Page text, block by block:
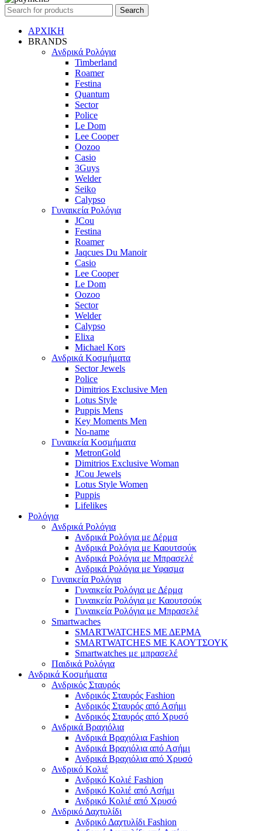
Search
ΑΡΧΙΚΗ
BRANDS
Ανδρικά Ρολόγια
Timberland
Roamer
Festina
Quantum
Sector
Police
Le Dom
Lee Cooper
Oozoo
Casio
3Guys
Welder
Seiko
Calypso
Γυναικεία Ρολόγια
JCou
Festina
Roamer
Jaqcues Du Manoir
Casio
Lee Cooper
Le Dom
Oozoo
Sector
Welder
Calypso
Elixa
Michael Kors
Ανδρικά Κοσμήματα
Sector Jewels
Police
Dimitrios Exclusive Men
Lotus Style
Puppis Mens
Key Moments Men
No-name
Γυναικεία Κοσμήματα
MetronGold
Dimitrios Exclusive Woman
JCou Jewels
Lotus Style Women
Puppis
Lifelikes
Ρολόγια
Ανδρικά Ρολόγια
Ανδρικά Ρολόγια με Δέρμα
Ανδρικά Ρολόγια με Καουτσούκ
Ανδρικά Ρολόγια με Μπρασελέ
Ανδρικά Ρολόγια με Υφασμα
Γυναικεία Ρολόγια
Γυναικεία Ρολόγια με Δέρμα
Γυναικεία Ρολόγια με Καουτσούκ
Γυναικεία Ρολόγια με Μπρασελέ
Smartwaches
SMARTWATCHES ΜΕ ΔΕΡΜΑ
SMARTWATCHES ΜΕ ΚΑΟΥΤΣΟΥΚ
Smartwatches με μπρασελέ
Παιδικά Ρολόγια
Ανδρικά Κοσμήματα
Ανδρικός Σταυρός
Ανδρικός Σταυρός Fashion
Ανδρικός Σταυρός από Ασήμι
Ανδρικός Σταυρός από Χρυσό
Ανδρικά Βραχιόλια
Ανδρικά Βραχιόλια Fashion
Ανδρικά Βραχιόλια από Ασήμι
Ανδρικά Βραχιόλια από Χρυσό
Ανδρικό Κολιέ
Ανδρικό Κολιέ Fashion
Ανδρικό Κολιέ από Ασήμι
Ανδρικό Κολιέ από Χρυσό
Ανδρικό Δαχτυλίδι
Ανδρικό Δαχτυλίδι Fashion